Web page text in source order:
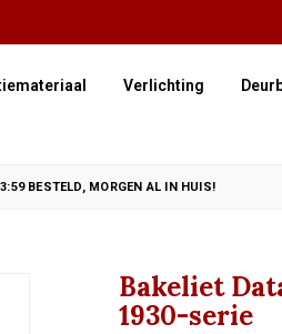
Verlichting
BESTELD, MORGEN AL IN HUIS!
Bakeliet
1930-serie